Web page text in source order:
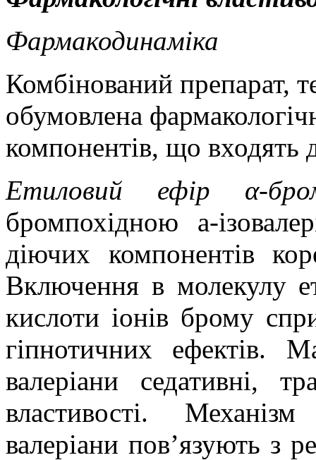
Фармакодинаміка
Комбінований препарат,
обумовлена
компонентів, що входять
Етиловий ефір α-
бромпохідною a-
діючих компонентів
Включення в молекулу
кислоти іонів брому
гіпнотичних ефектів.
валеріани седативні,
властивості.
валеріани пов’язують з